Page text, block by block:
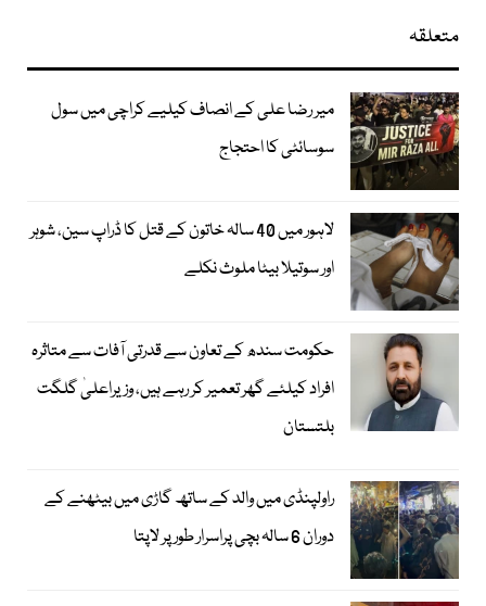
متعلقہ
میر رضا علی کے انصاف کیلیے کراچی میں سول
سوسائٹی کا احتجاج
لاہور میں 40 سالہ خاتون کے قتل کا ڈراپ سین، شوہر
اور سوتیلا بیٹا ملوث نکلے
حکومت سندھ کے تعاون سے قدرتی آفات سے متاثرہ
افراد کیلئے گھر تعمیر کر رہے ہیں، وزیراعلیٰ گلگت
بلتستان
راولپنڈی میں والد کے ساتھ گاڑی میں بیٹھنے کے
دوران 6 سالہ بچی پراسرار طور پر لاپتا